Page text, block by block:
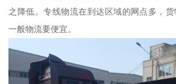
之降低。专线物流在到达区域的网点多，
一般物流要便宜。